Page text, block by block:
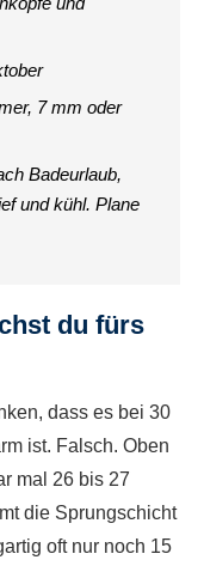
7 mm oder
Badeurlaub,
und kühl. Plane
du fürs
dass es bei 30
ist. Falsch. Oben
mal 26 bis 27
die Sprungschicht
oft nur noch 15